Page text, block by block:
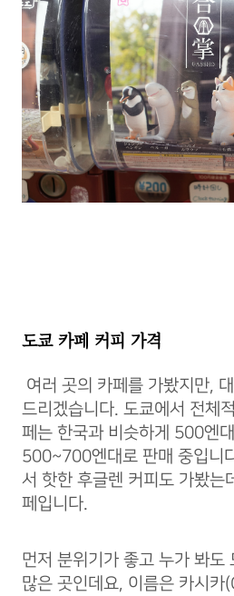
도쿄 카페 커피 가격
여러 곳의 카페를 가봤지만,
드리겠습니다. 도쿄에서 전체
페는 한국과 비슷하게 500엔
500~700엔대로 판매 중입니
서 핫한 후글렌 커피도 가봤는
페입니다.
먼저 분위기가 좋고 누가 봐도
많은 곳인데요, 이름은 카시카